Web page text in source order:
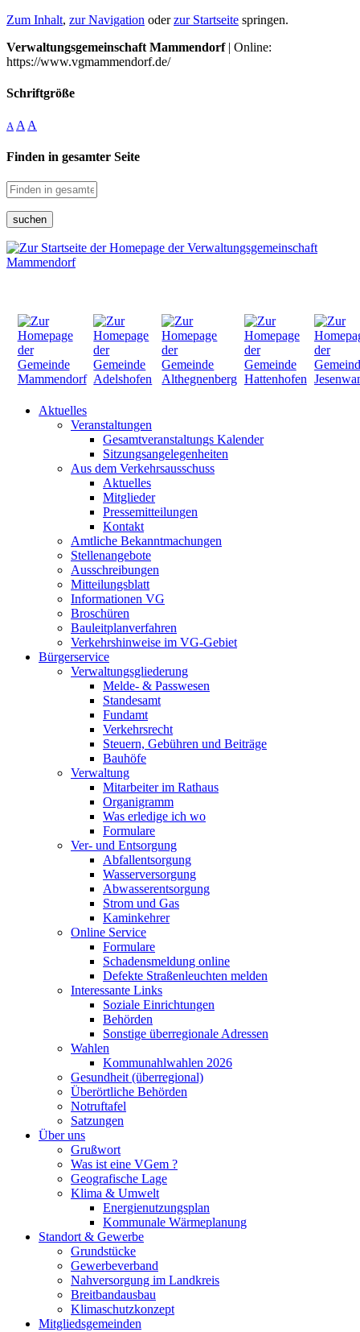
Zum Inhalt, zur Navigation oderzur Startseite springen.
Verwaltungsgemeinschaft Mammendorf| Online:
https://www.vgmammendorf.de/
Schriftgröße
A A A
Finden in gesamter Seite
suchen
Aktuelles
Veranstaltungen
Gesamtveranstaltungs Kalender
Sitzungsangelegenheiten
Aus dem Verkehrsausschuss
Aktuelles
Mitglieder
Pressemitteilungen
Kontakt
Amtliche Bekanntmachungen
Stellenangebote
Ausschreibungen
Mitteilungsblatt
Informationen VG
Broschüren
Bauleitplanverfahren
Verkehrshinweise im VG-Gebiet
Bürgerservice
Verwaltungsgliederung
Melde- & Passwesen
Standesamt
Fundamt
Verkehrsrecht
Steuern, Gebühren und Beiträge
Bauhöfe
Verwaltung
Mitarbeiter im Rathaus
Organigramm
Was erledige ich wo
Formulare
Ver- und Entsorgung
Abfallentsorgung
Wasserversorgung
Abwasserentsorgung
Strom und Gas
Kaminkehrer
Online Service
Formulare
Schadensmeldung online
Defekte Straßenleuchten melden
Interessante Links
Soziale Einrichtungen
Behörden
Sonstige überregionale Adressen
Wahlen
Kommunahlwahlen 2026
Gesundheit (überregional)
Überörtliche Behörden
Notruftafel
Satzungen
Über uns
Grußwort
Was ist eine VGem ?
Geografische Lage
Klima & Umwelt
Energienutzungsplan
Kommunale Wärmeplanung
Standort & Gewerbe
Grundstücke
Gewerbeverband
Nahversorgung im Landkreis
Breitbandausbau
Klimaschutzkonzept
Mitgliedsgemeinden